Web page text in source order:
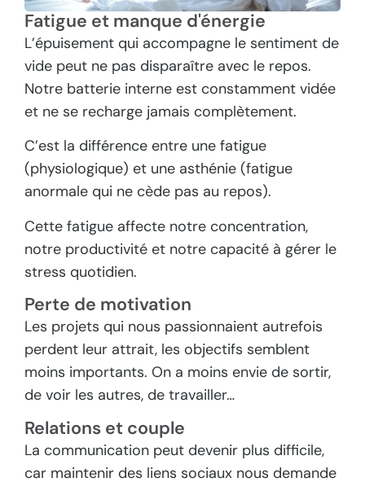
Fatigue et manque d'énergie
L’épuisement qui accompagne le sentiment de
vide peut ne pas disparaître avec le repos.
Notre batterie interne est constamment vidée
et ne se recharge jamais complètement.
C’est la différence entre une fatigue
(physiologique) et une asthénie (fatigue
anormale qui ne cède pas au repos).
Cette fatigue affecte notre concentration,
notre productivité et notre capacité à gérer le
stress quotidien.
Perte de motivation
Les projets qui nous passionnaient autrefois
perdent leur attrait, les objectifs semblent
moins importants. On a moins envie de sortir,
de voir les autres, de travailler…
Relations et couple
La communication peut devenir plus difficile,
car maintenir des liens sociaux nous demande